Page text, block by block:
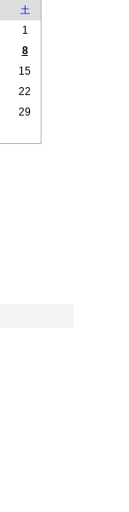
土
1
8
15
22
29